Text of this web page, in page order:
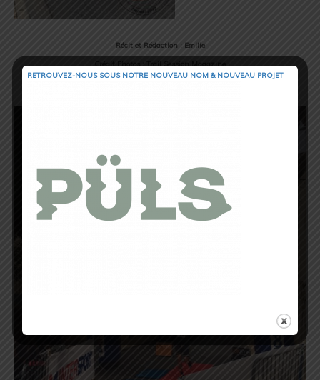
Récit et Rédaction : Emilie
Crédit Photos : Trail Session Magazine
RETROUVEZ-NOUS SOUS NOTRE NOUVEAU NOM & NOUVEAU PROJET